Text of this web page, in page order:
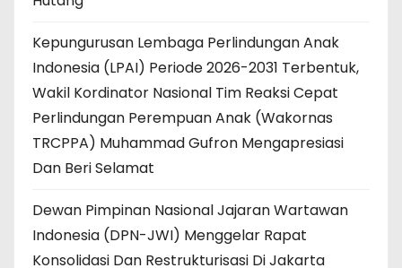
Kepungurusan Lembaga Perlindungan Anak
Indonesia (LPAI) Periode 2026-2031 Terbentuk,
Wakil Kordinator Nasional Tim Reaksi Cepat
Perlindungan Perempuan Anak (Wakornas
TRCPPA) Muhammad Gufron Mengapresiasi
Dan Beri Selamat
Dewan Pimpinan Nasional Jajaran Wartawan
Indonesia (DPN-JWI) Menggelar Rapat
Konsolidasi Dan Restrukturisasi Di Jakarta